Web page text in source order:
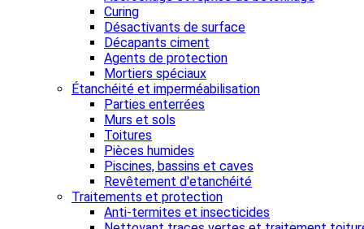
Curing
Désactivants de surface
Décapants ciment
Agents de protection
Mortiers spéciaux
Étanchéité et imperméabilisation
Parties enterrées
Murs et sols
Toitures
Pièces humides
Piscines, bassins et caves
Revêtement d'etanchéité
Traitements et protection
Anti-termites et insecticides